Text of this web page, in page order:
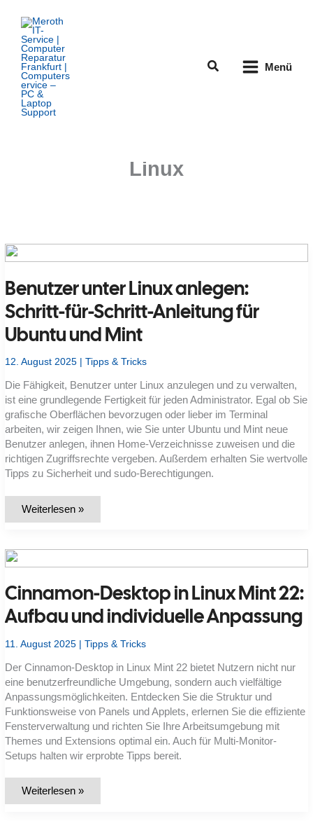
Inhalt
springen
Suchen Menü
Linux
Benutzer unter Linux anlegen:
Schritt-für-Schritt-Anleitung für
Ubuntu und Mint
12. August 2025 |Tipps & Tricks
Die Fähigkeit, Benutzer unter Linux anzulegen und zu verwalten,
ist eine grundlegende Fertigkeit für jeden Administrator. Egal ob Sie
grafische Oberflächen bevorzugen oder lieber im Terminal
arbeiten, wir zeigen Ihnen, wie Sie unter Ubuntu und Mint neue
Benutzer anlegen, ihnen Home-Verzeichnisse zuweisen und die
richtigen Zugriffsrechte vergeben. Außerdem erhalten Sie wertvolle
Tipps zu Sicherheit und sudo-Berechtigungen.
Benutzer
Schritt-
Schritt-
für
Ubuntu
und
Mint
Weiterlesen »
Cinnamon-Desktop in Linux Mint 22:
Aufbau und individuelle Anpassung
11. August 2025 |Tipps & Tricks
Der Cinnamon-Desktop in Linux Mint 22 bietet Nutzern nicht nur
eine benutzerfreundliche Umgebung, sondern auch vielfältige
Anpassungsmöglichkeiten. Entdecken Sie die Struktur und
Funktionsweise von Panels und Applets, erlernen Sie die effiziente
Fensterverwaltung und richten Sie Ihre Arbeitsumgebung mit
Themes und Extensions optimal ein. Auch für Multi-Monitor-
Setups halten wir erprobte Tipps bereit.
Cinnamon-
Weiterlesen »